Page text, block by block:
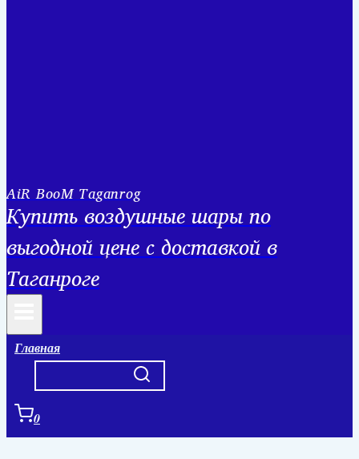
AiR BooM Taganrog
Купить воздушные шары по
выгодной цене с доставкой в
Таганроге
Главная
0